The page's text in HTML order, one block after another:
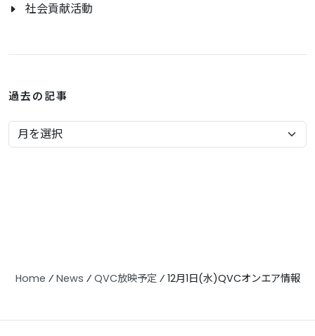
社会貢献活動
過去の記事
Home ⁄ News ⁄ QVC放映予定⁄ 12月1日(水)QVCオンエア情報